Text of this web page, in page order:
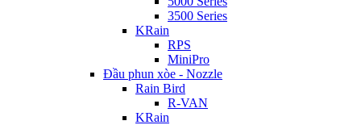
3500 Series
KRain
RPS
MiniPro
Đầu phun xòe - Nozzle
Rain Bird
R-VAN
KRain